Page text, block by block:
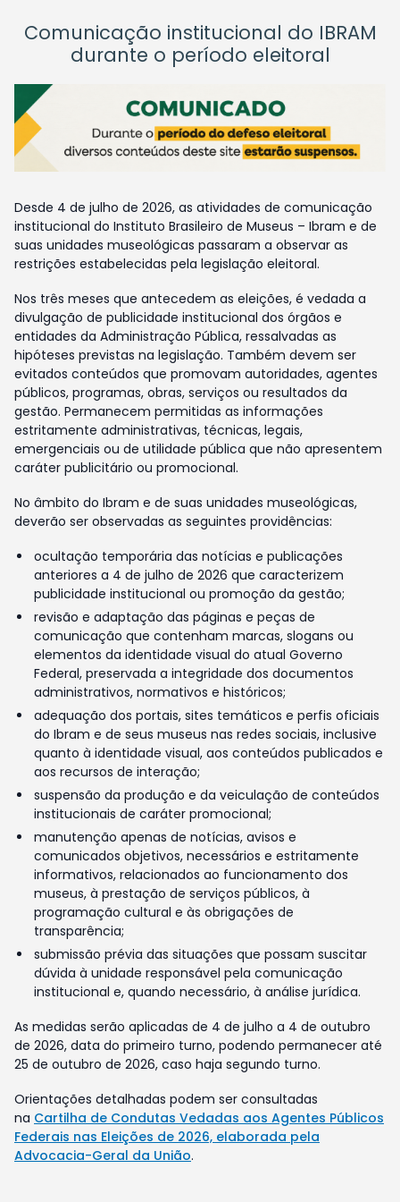
Comunicação institucional do IBRAM
durante o período eleitoral
Desde 4 de julho de 2026, as atividades de comunicação
institucional do Instituto Brasileiro de Museus – Ibram e de
suas unidades museológicas passaram a observar as
restrições estabelecidas pela legislação eleitoral.
Nos três meses que antecedem as eleições, é vedada a
divulgação de publicidade institucional dos órgãos e
entidades da Administração Pública, ressalvadas as
hipóteses previstas na legislação. Também devem ser
evitados conteúdos que promovam autoridades, agentes
públicos, programas, obras, serviços ou resultados da
gestão. Permanecem permitidas as informações
estritamente administrativas, técnicas, legais,
emergenciais ou de utilidade pública que não apresentem
caráter publicitário ou promocional.
No âmbito do Ibram e de suas unidades museológicas,
deverão ser observadas as seguintes providências:
ocultação temporária das notícias e publicações
anteriores a 4 de julho de 2026 que caracterizem
publicidade institucional ou promoção da gestão;
revisão e adaptação das páginas e peças de
comunicação que contenham marcas, slogans ou
elementos da identidade visual do atual Governo
Federal, preservada a integridade dos documentos
administrativos, normativos e históricos;
adequação dos portais, sites temáticos e perfis oficiais
do Ibram e de seus museus nas redes sociais, inclusive
quanto à identidade visual, aos conteúdos publicados e
aos recursos de interação;
suspensão da produção e da veiculação de conteúdos
institucionais de caráter promocional;
manutenção apenas de notícias, avisos e
comunicados objetivos, necessários e estritamente
informativos, relacionados ao funcionamento dos
museus, à prestação de serviços públicos, à
programação cultural e às obrigações de
transparência;
submissão prévia das situações que possam suscitar
dúvida à unidade responsável pela comunicação
institucional e, quando necessário, à análise jurídica.
As medidas serão aplicadas de 4 de julho a 4 de outubro
de 2026, data do primeiro turno, podendo permanecer até
25 de outubro de 2026, caso haja segundo turno.
Orientações detalhadas podem ser consultadas
na Cartilha de Condutas Vedadas aos Agentes Públicos
Federais nas Eleições de 2026, elaborada pela
Advocacia-Geral da União.